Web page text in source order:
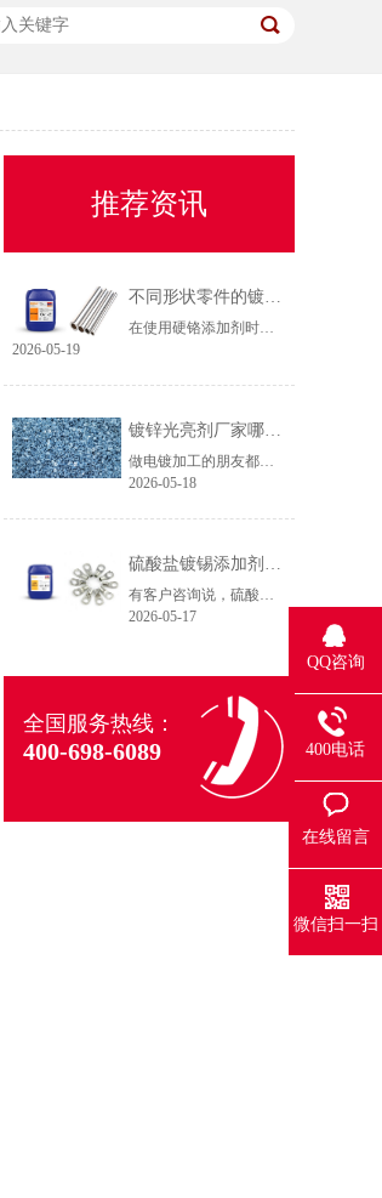
推荐资讯
不同形状零件的镀铬方法（硬铬添加剂）
在使用硬铬添加剂时，不同形状零件的施镀要求往往是不一样的，那么相对应的施镀方法也应该有所调整，本期文章我们根据23年的技术服务经验，整理出了不同形状零件的镀铬方法，希望能帮助电镀厂少走弯路。
2026-05-19
镀锌光亮剂厂家哪家服务好？选对伙伴效率翻倍
做电镀加工的朋友都知道，一条产线每天运转，比较担心的就是药水出问题。镀层不均、光亮度差、返工率高，这些痛点不仅影响产能，更直接拉低利润。我曾走访过十余家电镀厂，发现不少老板对镀锌光亮剂的选择存在一个误区：只看价格，忽视服务。数据表明，选对镀锌光亮剂厂家能使产线效率提升30%以上，而服务才是核心分水岭。
2026-05-18
硫酸盐镀锡添加剂在镀液中能发挥什么作用？
有客户咨询说，硫酸盐镀锡添加剂在镀液中能发挥什么作用？
2026-05-17
全国服务热线：
400-698-6089
QQ咨询
400电话
在线留言
微信扫一扫